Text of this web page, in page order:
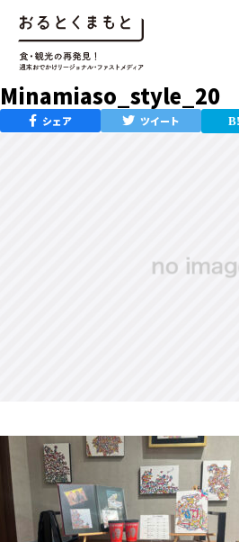
Minamiaso_style_20
シェア ツイート